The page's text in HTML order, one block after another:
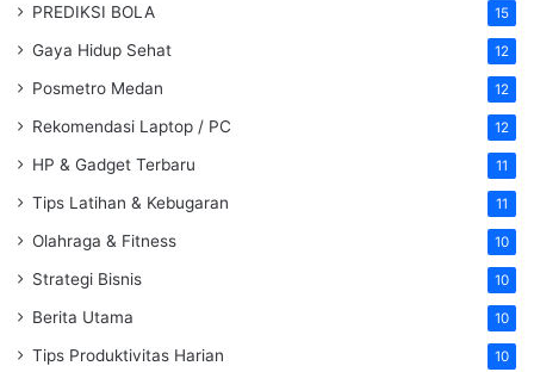
PREDIKSI BOLA 15
Gaya Hidup Sehat 12
Posmetro Medan 12
Rekomendasi Laptop / PC 12
HP & Gadget Terbaru 11
Tips Latihan & Kebugaran 11
Olahraga & Fitness 10
Strategi Bisnis 10
Berita Utama 10
Tips Produktivitas Harian 10